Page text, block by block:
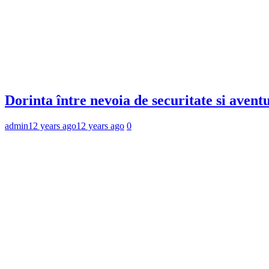
Dorinta între nevoia de securitate si
admin12 years ago12 years ago 0